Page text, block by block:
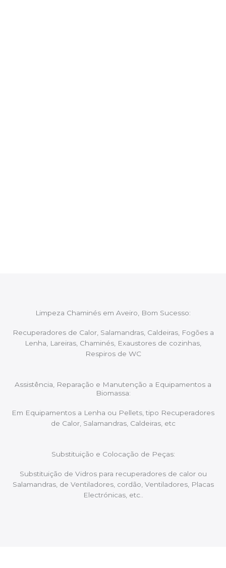
Limpeza Chaminés em Aveiro, Bom Sucesso:
Recuperadores de Calor, Salamandras, Caldeiras, Fogões a
Lenha, Lareiras, Chaminés, Exaustores de cozinhas,
Respiros de WC
Assistência, Reparação e Manutenção a Equipamentos a
Biomassa:
Em Equipamentos a Lenha ou Pellets, tipo Recuperadores
de Calor, Salamandras, Caldeiras, etc
Substituição e Colocação de Peças:
Substituição de Vidros para recuperadores de calor ou
Salamandras, de Ventiladores, cordão, Ventiladores, Placas
Electrónicas, etc..